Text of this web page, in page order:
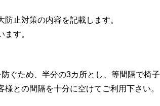
止対策の内容を記載します。
す。
ぐため、半分の3カ所とし、等間隔で椅子
との間隔を十分に空けてご利用下さい。